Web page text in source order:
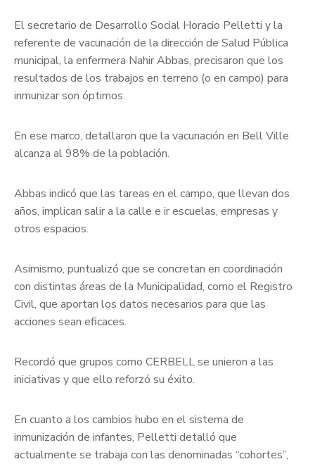
El secretario de Desarrollo Social Horacio Pelletti y la
referente de vacunación de la dirección de Salud Pública
municipal, la enfermera Nahir Abbas, precisaron que los
resultados de los trabajos en terreno (o en campo) para
inmunizar son óptimos.
En ese marco, detallaron que la vacunación en Bell Ville
alcanza al 98% de la población.
Abbas indicó que las tareas en el campo, que llevan dos
años, implican salir a la calle e ir escuelas, empresas y
otros espacios.
Asimismo, puntualizó que se concretan en coordinación
con distintas áreas de la Municipalidad, como el Registro
Civil, que aportan los datos necesarios para que las
acciones sean eficaces.
Recordó que grupos como CERBELL se unieron a las
iniciativas y que ello reforzó su éxito.
En cuanto a los cambios hubo en el sistema de
inmunización de infantes, Pelletti detalló que
actualmente se trabaja con las denominadas “cohortes”,